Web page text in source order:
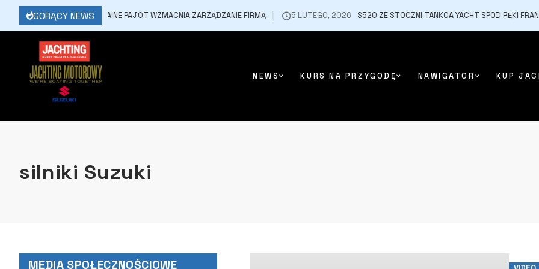
GORĄCY NEWS
6 LIPCA, 2026 FOUNTAINE PAJOT WZMACNIA ZARZĄDZANIE FIRMĄ 5 LUTEGO, 2026 S520 ZE STOCZNI TANKOA YACHT SPOD RĘKI
NEWS KURS NA PRZYGODĘ NAWIGATOR KUP
silniki Suzuki
MEDIA SPOŁECZNOŚCIOWE